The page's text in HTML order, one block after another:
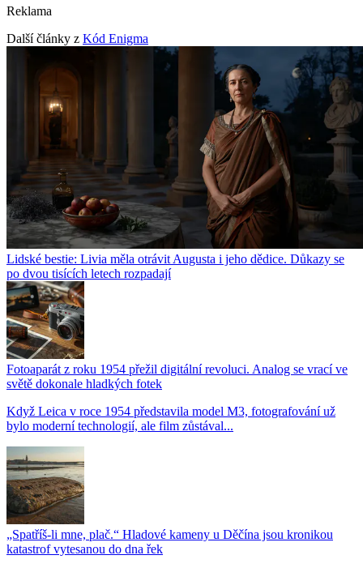
Reklama
Další články z Kód Enigma
Lidské bestie: Livia měla otrávit Augusta i jeho dědice. Důkazy se
po dvou tisících letech rozpadají
Fotoaparát z roku 1954 přežil digitální revoluci. Analog se vrací ve
světě dokonale hladkých fotek
Když Leica v roce 1954 představila model M3, fotografování už
bylo moderní technologií, ale film zůstával...
„Spatříš-li mne, plač.“ Hladové kameny u Děčína jsou kronikou
katastrof vytesanou do dna řek